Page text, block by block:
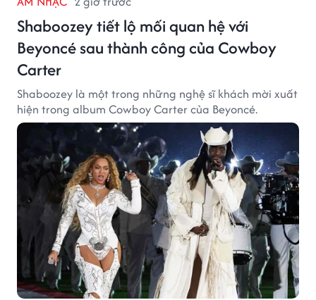
Shaboozey tiết lộ mối quan hệ với
Beyoncé sau thành công của Cowboy
Carter
Shaboozey là một trong những nghệ sĩ khách mời xuất
hiện trong album Cowboy Carter của Beyoncé.